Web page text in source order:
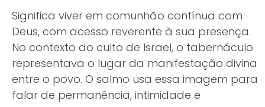
Significa viver em comunhão contínua com
Deus, com acesso reverente à sua presença.
No contexto do culto de Israel, o tabernáculo
representava o lugar da manifestação divina
entre o povo. O salmo usa essa imagem para
falar de permanência, intimidade e